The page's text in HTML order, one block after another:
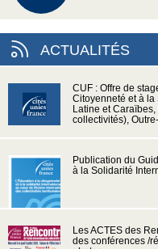
ACTUALITÉS
CUF : Offre de
Citoyenneté et à la
Latine et
collectivités),
Publication du
à la Solidarité
Les ACTES des
des conférences /